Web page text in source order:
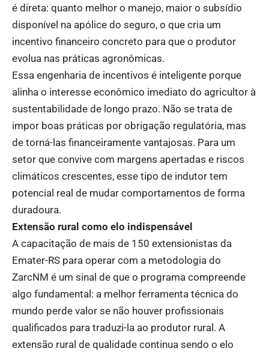
é direta: quanto melhor o manejo, maior o subsídio
disponível na apólice do seguro, o que cria um
incentivo financeiro concreto para que o produtor
evolua nas práticas agronômicas.
Essa engenharia de incentivos é inteligente porque
alinha o interesse econômico imediato do agricultor à
sustentabilidade de longo prazo. Não se trata de
impor boas práticas por obrigação regulatória, mas
de torná-las financeiramente vantajosas. Para um
setor que convive com margens apertadas e riscos
climáticos crescentes, esse tipo de indutor tem
potencial real de mudar comportamentos de forma
duradoura.
Extensão rural como elo indispensável
A capacitação de mais de 150 extensionistas da
Emater-RS para operar com a metodologia do
ZarcNM é um sinal de que o programa compreende
algo fundamental: a melhor ferramenta técnica do
mundo perde valor se não houver profissionais
qualificados para traduzi-la ao produtor rural. A
extensão rural de qualidade continua sendo o elo